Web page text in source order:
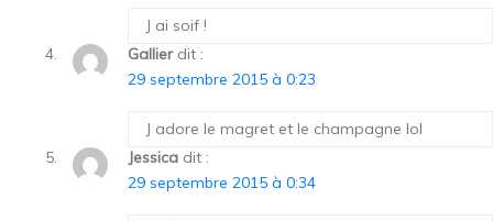
J ai soif !
Gallier dit :
29 septembre 2015 à 0:23
J adore le magret et le champagne lol
Jessica dit :
29 septembre 2015 à 0:34